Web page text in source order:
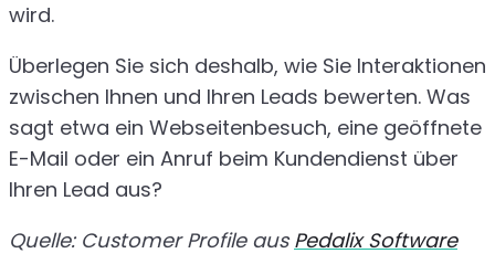
wird.
Überlegen Sie sich deshalb, wie Sie Interaktionen
zwischen Ihnen und Ihren Leads bewerten. Was
sagt etwa ein Webseitenbesuch, eine geöffnete
E-Mail oder ein Anruf beim Kundendienst über
Ihren Lead aus?
Quelle: Customer Profile ausPedalix Software